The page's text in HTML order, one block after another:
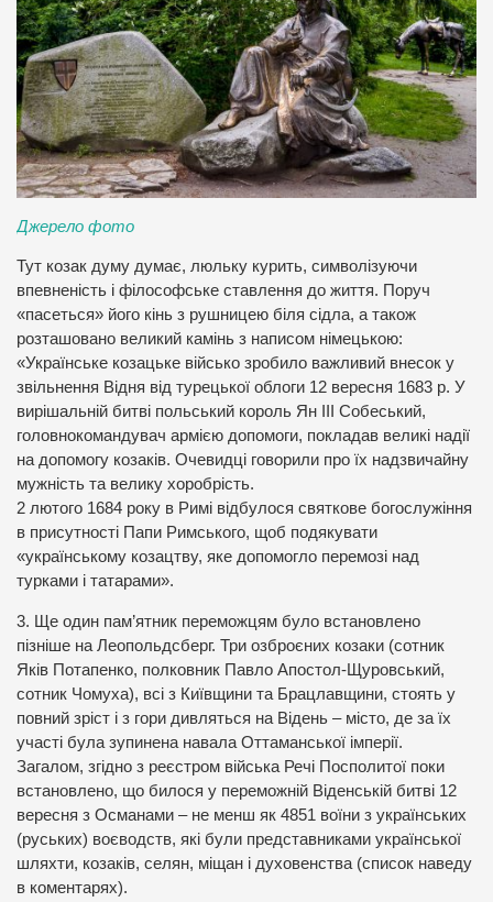
Джерело фото
Тут козак думу думає, люльку курить, символізуючи
впевненість і філософське ставлення до життя. Поруч
«пасеться» його кінь з рушницею біля сідла, а також
розташовано великий камінь з написом німецькою:
«Українське козацьке військо зробило важливий внесок у
звільнення Відня від турецької облоги 12 вересня 1683 р. У
вирішальній битві польський король Ян III Собеський,
головнокомандувач армією допомоги, покладав великі надії
на допомогу козаків. Очевидці говорили про їх надзвичайну
мужність та велику хоробрість.
2 лютого 1684 року в Римі відбулося святкове богослужіння
в присутності Папи Римського, щоб подякувати
«українському козацтву, яке допомогло перемозі над
турками і татарами».
3. Ще один пам’ятник переможцям було встановлено
пізніше на Леопольдсберг. Три озброєних козаки (сотник
Яків Потапенко, полковник Павло Апостол-Щуровський,
сотник Чомуха), всі з Київщини та Брацлавщини, стоять у
повний зріст і з гори дивляться на Відень – місто, де за їх
участі була зупинена навала Оттаманської імперії.
Загалом, згідно з реєстром війська Речі Посполитої поки
встановлено, що билося у переможній Віденській битві 12
вересня з Османами – не менш як 4851 воїни з українських
(руських) воєводств, які були представниками української
шляхти, козаків, селян, міщан і духовенства (список наведу
в коментарях).